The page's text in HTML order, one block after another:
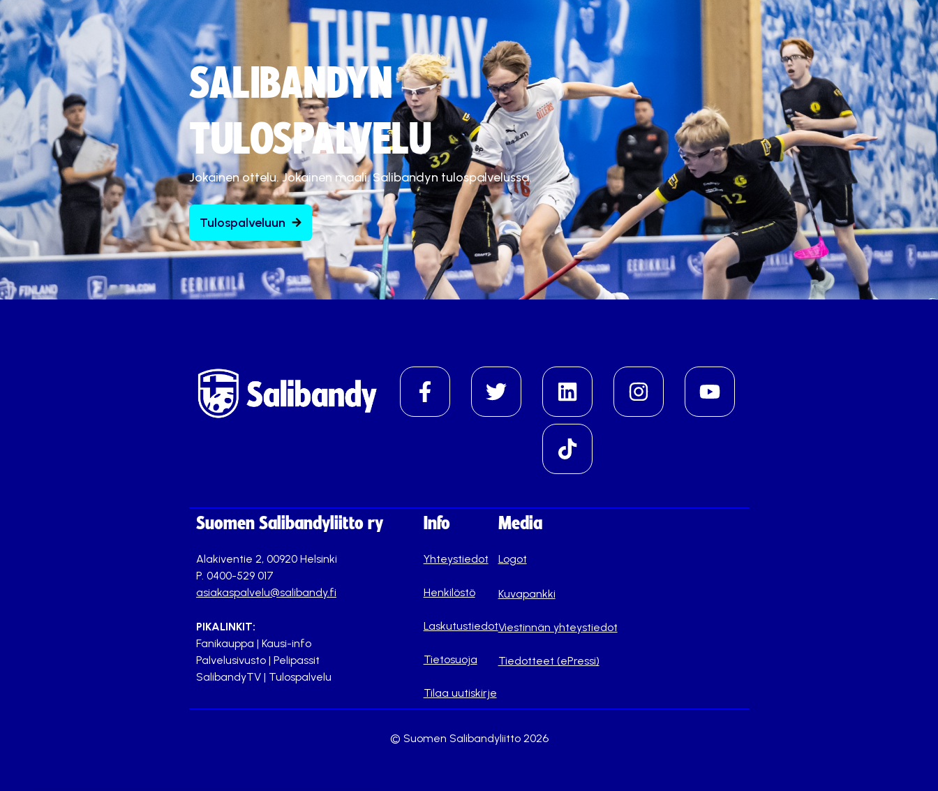
SALIBANDYN
TULOSPALVELU
Jokainen ottelu. Jokainen maali. Salibandyn tulospalvelussa.
Tulospalveluun
Suomen Salibandyliitto ry
Alakiventie 2, 00920 Helsinki
P. 0400-529 017
asiakaspalvelu@salibandy.fi
PIKALINKIT:
Fanikauppa | Kausi-info
Palvelusivusto | Pelipassit
SalibandyTV | Tulospalvelu
Info
Yhteystiedot
Henkilöstö
Laskutustiedot
Tietosuoja
Tilaa uutiskirje
Media
Logot
Kuvapankki
Viestinnän yhteystiedot
Tiedotteet (ePressi)
© Suomen Salibandyliitto 2026